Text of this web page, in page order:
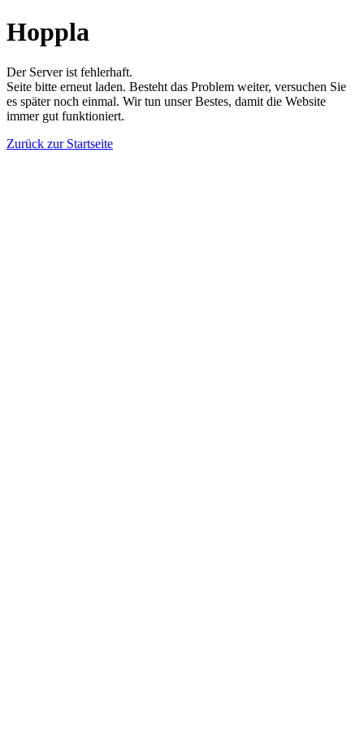
Hoppla
Der Server ist fehlerhaft.
Seite bitte erneut laden. Besteht das Problem weiter, versuchen Sie
es später noch einmal. Wir tun unser Bestes, damit die Website
immer gut funktioniert.
Zurück zur Startseite